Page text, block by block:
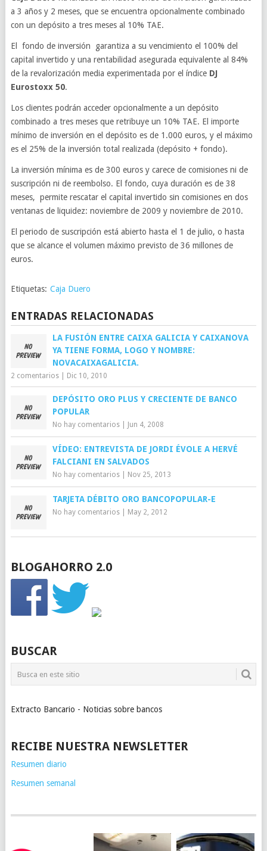
a 3 años y 2 meses, que se encuentra opcionalmente combinado
con un depósito a tres meses al 10% TAE.
El fondo de inversión garantiza a su vencimiento el 100% del
capital invertido y una rentabilidad asegurada equivalente al 84%
de la revalorización media experimentada por el índice DJ
Eurostoxx 50.
Los clientes podrán acceder opcionalmente a un depósito
combinado a tres meses que retribuye un 10% TAE. El importe
mínimo de inversión en el depósito es de 1.000 euros, y el máximo
es el 25% de la inversión total realizada (depósito + fondo).
La inversión mínima es de 300 euros y carece de comisiones ni de
suscripción ni de reembolso. El fondo, cuya duración es de 38
meses, permite rescatar el capital invertido sin comisiones en dos
ventanas de liquidez: noviembre de 2009 y noviembre de 2010.
El periodo de suscripción está abierto hasta el 1 de julio, o hasta
que se alcance el volumen máximo previsto de 36 millones de
euros.
Etiquetas: Caja Duero
ENTRADAS RELACIONADAS
LA FUSIÓN ENTRE CAIXA GALICIA Y CAIXANOVA
YA TIENE FORMA, LOGO Y NOMBRE:
NOVACAIXAGALICIA.
2 comentarios| Dic 10, 2010
DEPÓSITO ORO PLUS Y CRECIENTE DE BANCO
POPULAR
No hay comentarios| Jun 4, 2008
VÍDEO: ENTREVISTA DE JORDI ÉVOLE A HERVÉ
FALCIANI EN SALVADOS
No hay comentarios| Nov 25, 2013
TARJETA DÉBITO ORO BANCOPOPULAR-E
No hay comentarios| May 2, 2012
BLOGAHORRO 2.0
BUSCAR
Extracto Bancario - Noticias sobre bancos
RECIBE NUESTRA NEWSLETTER
Resumen diario
Resumen semanal